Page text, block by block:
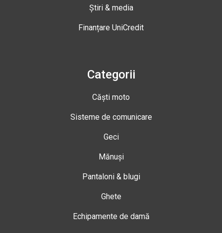
Știri & media
Finanțare UniCredit
Categorii
Căști moto
Sisteme de comunicare
Geci
Mănuși
Pantaloni & blugi
Ghete
Echipamente de damă